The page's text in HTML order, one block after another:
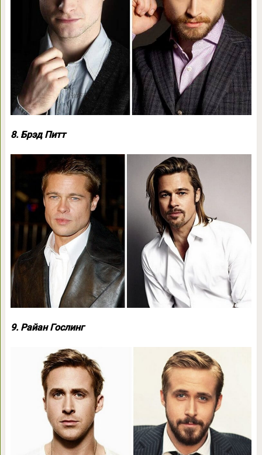
8. Брэд Питт
9. Райан Гослинг